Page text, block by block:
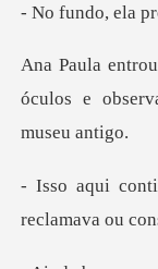
óculos e